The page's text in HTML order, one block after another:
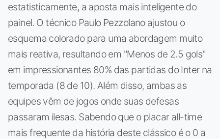
estatisticamente, a aposta mais inteligente do
painel. O técnico Paulo Pezzolano ajustou o
esquema colorado para uma abordagem muito
mais reativa, resultando em "Menos de 2.5 gols"
em impressionantes 80% das partidas do Inter na
temporada (8 de 10). Além disso, ambas as
equipes vêm de jogos onde suas defesas
passaram ilesas. Sabendo que o placar all-time
mais frequente da história deste clássico é o 0 a